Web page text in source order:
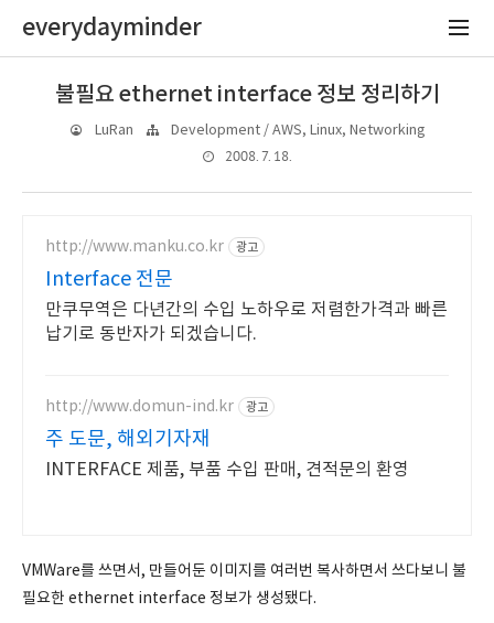
everydayminder
불필요 ethernet interface 정보 정리하기
LuRan Development / AWS, Linux, Networking
2008. 7. 18.
http://www.manku.co.kr 광고
Interface 전문
만쿠무역은 다년간의 수입 노하우로 저렴한가격과 빠른
납기로 동반자가 되겠습니다.
http://www.domun-ind.kr 광고
주 도문, 해외기자재
INTERFACE 제품, 부품 수입 판매, 견적문의 환영
VMWare를 쓰면서, 만들어둔 이미지를 여러번 복사하면서 쓰다보니 불
필요한 ethernet interface 정보가 생성됐다.